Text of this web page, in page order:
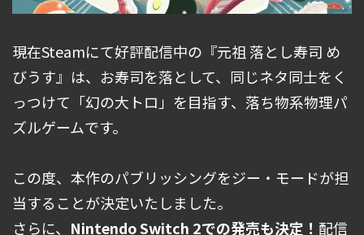
現在Steamにて好評配信中の『元祖 落とし寿司 め
びうす』は、お寿司を落として、同じネタ同士をく
っつけて「幻の大トロ」を目指す、落ち物系物理パ
ズルゲームです。
この度、本作のパブリッシングをジー・モードが担
当することが決定いたしました。
さらに、 Nintendo Switch 2での発売も決定！ 配信